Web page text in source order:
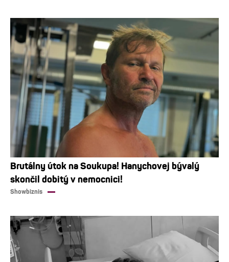
Brutálny útok na Soukupa! Hanychovej bývalý
skončil dobitý v nemocnici!
Showbiznis